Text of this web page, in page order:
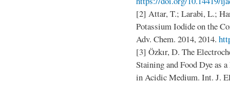
[2] Attar, T.; Larabi, L.;
Potassium Iodide on the
Adv. Chem. 2014, 2014.
[3] Özkır, D. The
Staining and Food Dye as
in Acidic Medium. Int. J.